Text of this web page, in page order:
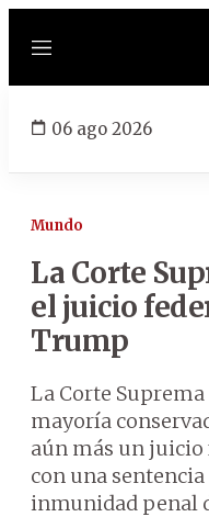
Menú
06 ago 2026
Mundo
La Corte
el juicio
Trump
La Corte Suprema
mayoría
aún más un juicio
con una
inmunidad penal